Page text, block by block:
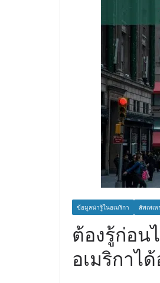
ข้อมูลน่ารู้ในอเมริกา สัพเพเห
ต้องรู้ก่อน
อเมริกาไ